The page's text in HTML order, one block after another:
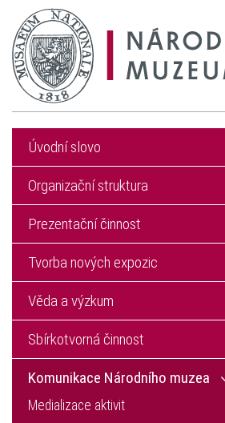
Úvodní slovo
Organizační struktura
Prezentační činnost
Tvorba nových expozic
Věda a výzkum
Sbírkotvorná činnost
Komunikace Národního muzea
Medializace aktivit